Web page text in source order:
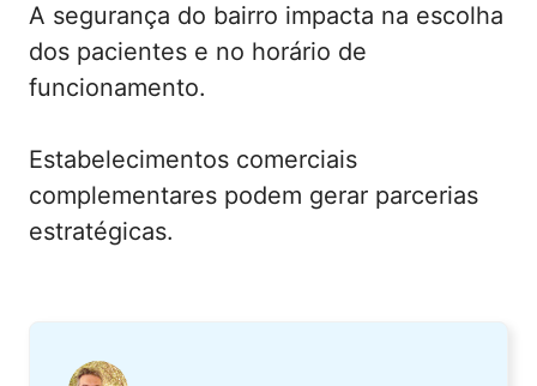
A segurança do bairro impacta na escolha
dos pacientes e no horário de
funcionamento.
Estabelecimentos comerciais
complementares podem gerar parcerias
estratégicas.